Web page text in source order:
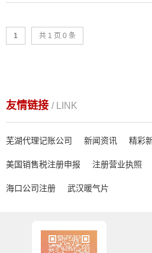
1 共 1 页 0 条
友情链接 / LINK
芜湖代理记账公司 新闻资讯 精彩
美国销售税注册申报 注册营业执照
海口公司注册 武汉暖气片